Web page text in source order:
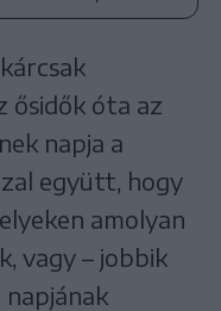
ősidők óta az
napja a
együtt, hogy
amolyan
vagy – jobbik